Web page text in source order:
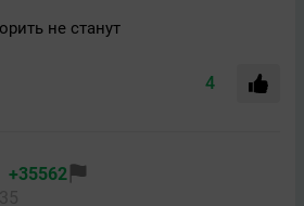
не станут
4
+35562